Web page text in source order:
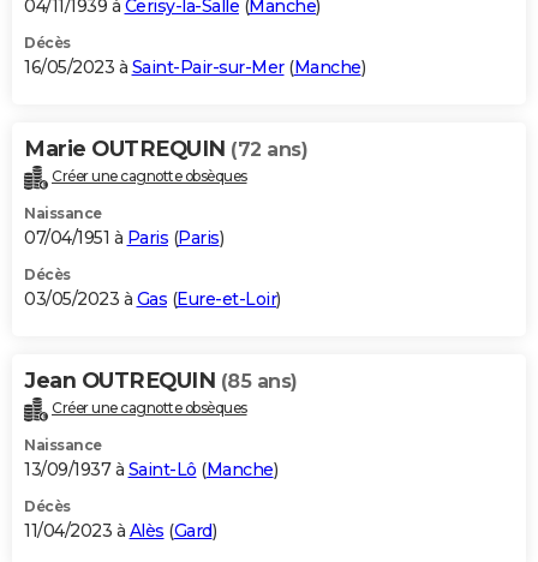
04/11/1939 à Cerisy-la-Salle (Manche)
Décès
16/05/2023 à Saint-Pair-sur-Mer(Manche)
Marie OUTREQUIN (72 ans)
Créer une cagnotte obsèques
Naissance
07/04/1951 à Paris (Paris)
Décès
03/05/2023 à Gas (Eure-et-Loir)
Jean OUTREQUIN (85 ans)
Créer une cagnotte obsèques
Naissance
13/09/1937 à Saint-Lô (Manche)
Décès
11/04/2023 à Alès (Gard)